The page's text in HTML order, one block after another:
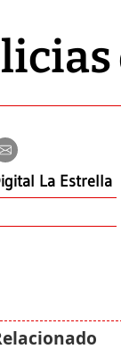
La Estrella